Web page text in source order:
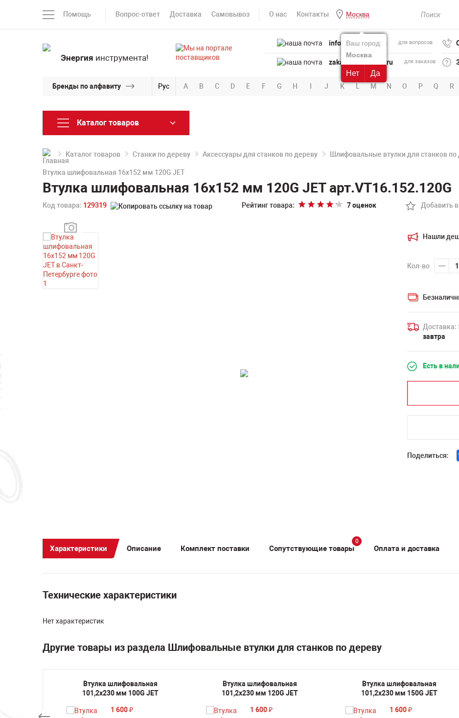
Помощь Вопрос-ответ Доставка Самовывоз О нас Контакты Москва
Ваш город:
Москва
Нет Да
Энергия инструмента!
info@powertool.ru для вопросов
zakaz@powertool.ru для заказов
Бренды по алфавиту Рус A B C D E F G H I J K L M N O P Q R
Каталог товаров
Каталог товаров Станки по дереву Аксессуары для станков по дереву Шлифовальные втулки для станков по
Втулка шлифовальная 16х152 мм 120G JET
Втулка шлифовальная 16х152 мм 120G JET арт.VT16.152.120G
Код товара: 129319 Рейтинг товара: 7 оценок Добавить
Нашли
Кол-во
Доставка:
завтра
Есть в
Поделиться:
Характеристики Описание Комплект поставки Сопутствующие товары
0
Оплата и доставка
Технические характеристики
Нет характеристик
Другие товары из раздела Шлифовальные втулки для станков по дереву
Втулка шлифовальная
101,2х230 мм 100G JET
1 600 ₽
Втулка шлифовальная
101,2х230 мм 120G JET
1 600 ₽
Втулка шлифовальная
101,2х230 мм 150G JET
1 600 ₽